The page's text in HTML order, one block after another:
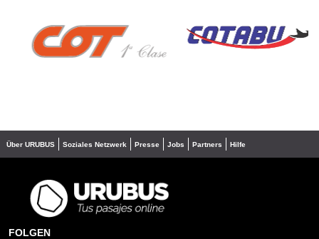
❮ ❯
Über URUBUS Soziales Netzwerk Presse Jobs Partners Hilfe
FOLGEN